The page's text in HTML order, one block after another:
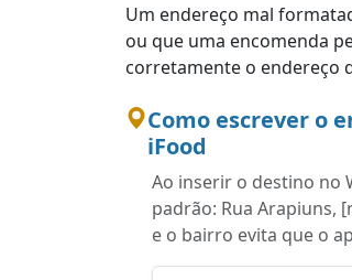
Um endereço mal
ou que uma encomenda
corretamente o endereço
Como escrever o
iFood
Ao inserir o destino no
padrão: Rua Arapiuns,
e o bairro evita que o